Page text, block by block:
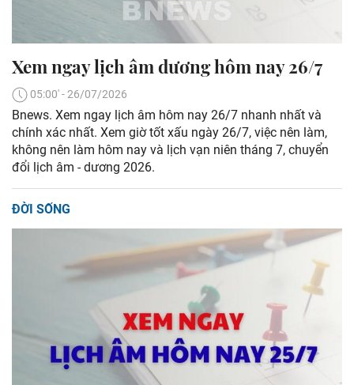
Xem ngay lịch âm dương hôm nay 26/7
05:00' - 26/07/2026
Bnews. Xem ngay lịch âm hôm nay 26/7 nhanh nhất và
chính xác nhất. Xem giờ tốt xấu ngày 26/7, việc nên làm,
không nên làm hôm nay và lịch vạn niên tháng 7, chuyển
đổi lịch âm - dương 2026.
ĐỜI SỐNG